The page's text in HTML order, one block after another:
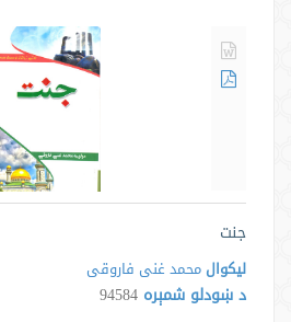
جنت
لیکوالمحمد غنی فاروقی
د ښودلو شمېره 94584